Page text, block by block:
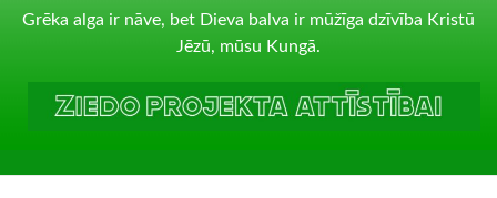
Grēka alga ir nāve, bet Dieva balva ir mūžīga dzīvība Kristū
Jēzū, mūsu Kungā.